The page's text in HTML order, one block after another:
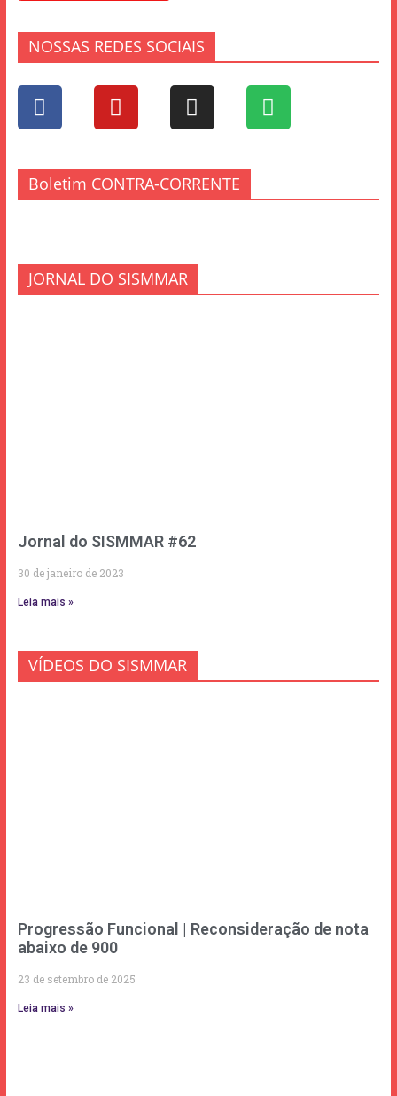
NOSSAS REDES SOCIAIS
Boletim CONTRA-CORRENTE
JORNAL DO SISMMAR
Jornal do SISMMAR #62
30 de janeiro de 2023
Leia mais »
VÍDEOS DO SISMMAR
Progressão Funcional | Reconsideração de nota
abaixo de 900
23 de setembro de 2025
Leia mais »